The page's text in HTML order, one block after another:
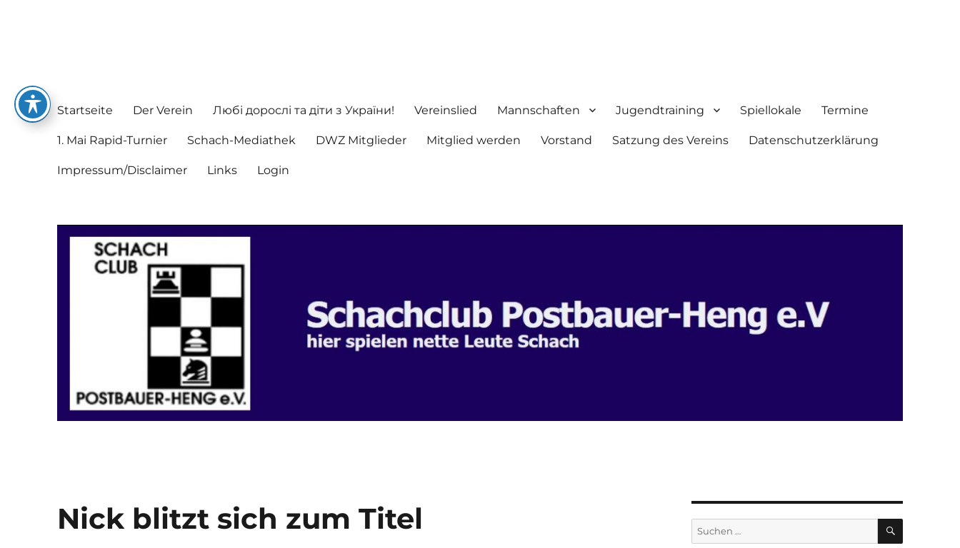
Startseite Der Verein Любі дорослі та діти з України! Vereinslied Mannschaften Jugendtraining Spiellokale Termine
1. Mai Rapid-Turnier Schach-Mediathek DWZ Mitglieder Mitglied werden Vorstand Satzung des Vereins Datenschutzerklärung
Impressum/Disclaimer Links Login
Nick blitzt sich zum Titel
Suchen
nach:
SUCHEN